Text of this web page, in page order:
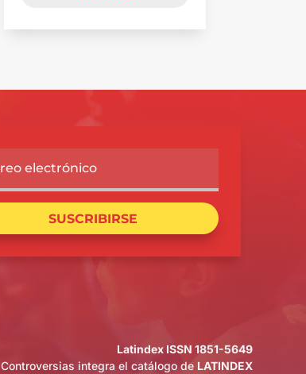
SUSCRIBIRSE
Latindex ISSN 1851-5649
Controversias integra el catálogo de LATINDEX